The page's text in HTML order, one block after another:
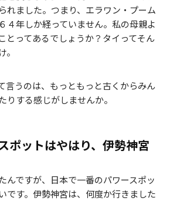
れました。つまり、エラワン・プーム
４年しか経っていません。私の母親よ
とってあるでしょうか？タイってそん
言うのは、もっともっと古くからみん
りする感じがしませんか。
ポットはやはり、伊勢神宮
んですが、日本で一番のパワースポッ
です。伊勢神宮は、何度か行きました